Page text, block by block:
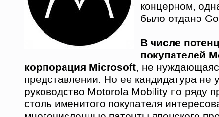
концерном,
было отдано
В числе
покупателей
корпорация Microsoft, не
представлении. Но ее кандидатура не
руководство Motorola Mobility по ряду
столь именитого покупателя